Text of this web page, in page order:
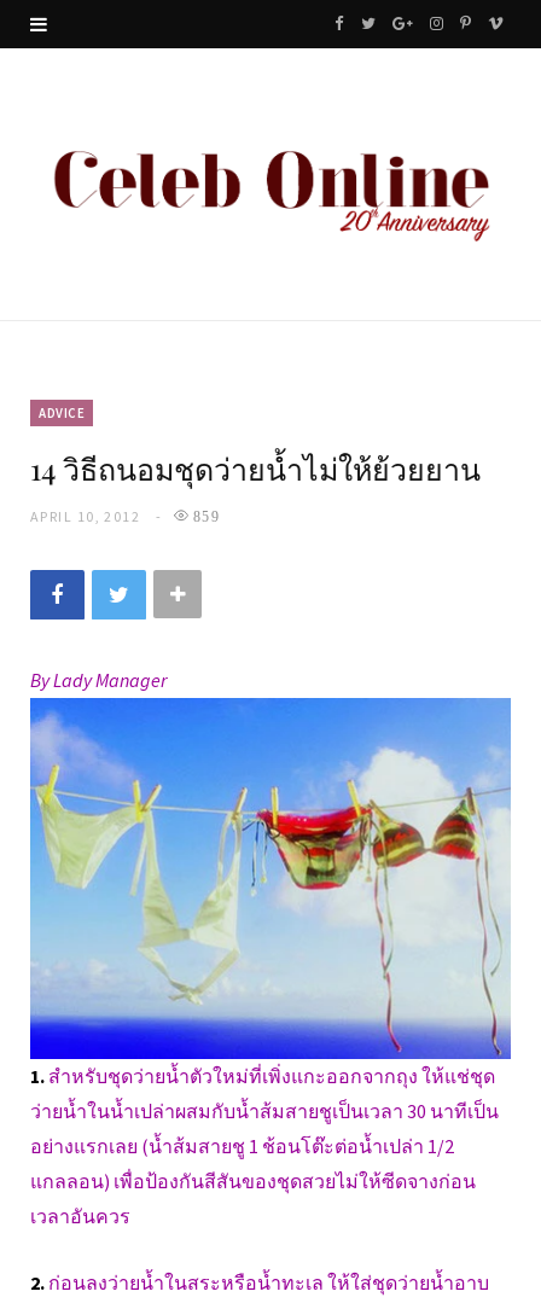
F
e
b
T
t
G
g
l
I
t
a
P
t
e
V
ADVICE
14 วิธีถนอมชุดว่ายน้ำไม่ให้ย้วยยาน
APRIL 10, 2012 859
By Lady Manager
1. สำหรับชุดว่ายน้ำตัวใหม่ที่เพิ่งแกะออกจากถุง ให้แช่ชุด
ว่ายน้ำในน้ำเปล่าผสมกับน้ำส้มสายชูเป็นเวลา 30 นาทีเป็น
อย่างแรกเลย (น้ำส้มสายชู 1 ช้อนโต๊ะต่อน้ำเปล่า 1/2
แกลลอน) เพื่อป้องกันสีสันของชุดสวยไม่ให้ซีดจางก่อน
เวลาอันควร
2. ก่อนลงว่ายน้ำในสระหรือน้ำทะเล ให้ใส่ชุดว่ายน้ำอาบ